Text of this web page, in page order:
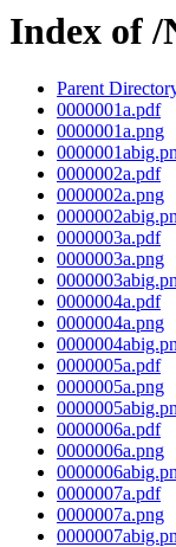
Index of /
Parent
0000001a.pdf
0000001a.png
0000002a.pdf
0000002a.png
0000003a.pdf
0000003a.png
0000004a.pdf
0000004a.png
0000005a.pdf
0000005a.png
0000006a.pdf
0000006a.png
0000007a.pdf
0000007a.png